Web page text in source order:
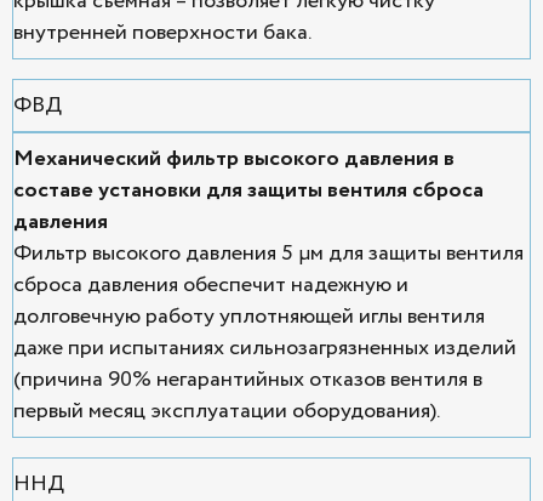
внутренней поверхности бака.
ФВД
Механический фильтр высокого давления в
составе установки для защиты вентиля сброса
давления
Фильтр высокого давления 5 μм для защиты вентиля
сброса давления обеспечит надежную и
долговечную работу уплотняющей иглы вентиля
даже при испытаниях сильнозагрязненных изделий
(причина 90% негарантийных отказов вентиля в
первый месяц эксплуатации оборудования).
ННД